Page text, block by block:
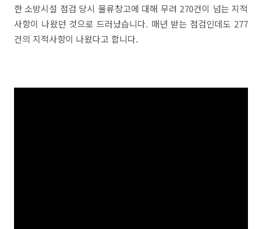
한 소방시설 점검 당시 물류창고에 대해 무려 270건이 넘는 지적
사항이 나왔던 것으로 드러났습니다. 매년 받는 점검인데도 277
건의 지적사항이 나왔다고 합니다.